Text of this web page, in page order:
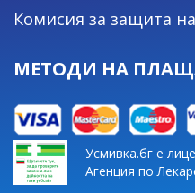
Комисия за защита
МЕТОДИ НА
Усмивка.бг е
Агенция по